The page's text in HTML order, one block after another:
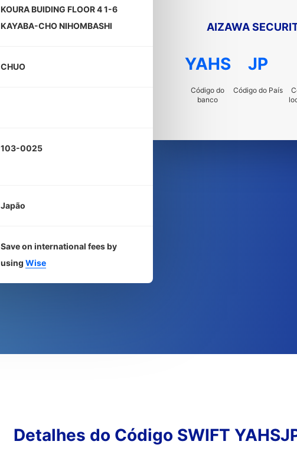
KOURA BUIDING FLOOR 4 1-6
KAYABA-CHO NIHOMBASHI
CHUO
103-0025
Japão
Save on international fees by
using Wise
AIZAWA
YAHS
Código do
banco
JP
Código do País
Detalhes do Código SWIFT